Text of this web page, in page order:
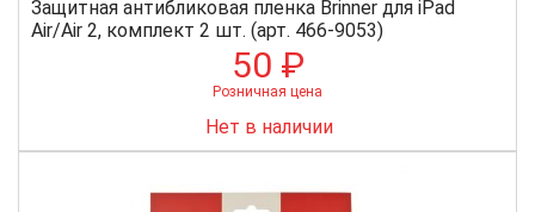
Защитная антибликовая пленка Brinner для iPad
Air/Air 2, комплект 2 шт. (арт. 466-9053)
50 ₽
Розничная цена
Нет в наличии